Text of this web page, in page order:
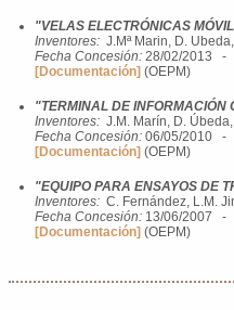
"VELAS ELECTRÓNICAS
Inventores: J.Mª Marin, D.
Fecha Concesión: 28/02/2013 -
[Documentación] (OEPM)
"TERMINAL DE
Inventores: J.M. Marín, D.
Fecha Concesión: 06/05/2010 -
[Documentación] (OEPM)
"EQUIPO PARA ENSAYOS DE
Inventores: C. Fernández, L.M.
Fecha Concesión: 13/06/2007 -
[Documentación] (OEPM)